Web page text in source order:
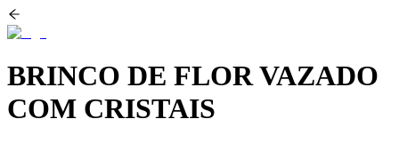
BRINCO DE FLOR VAZADO
COM CRISTAIS